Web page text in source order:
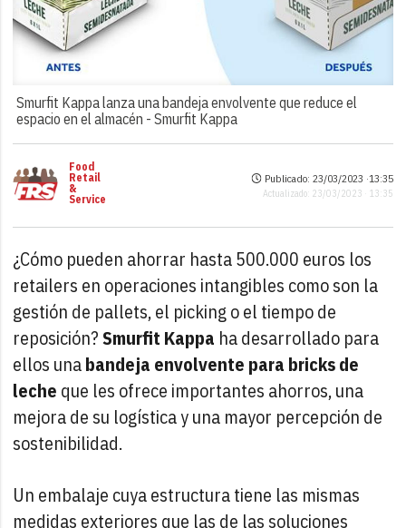
Smurfit Kappa lanza una bandeja envolvente que reduce el
espacio en el almacén -Smurfit Kappa
Food
Retail
&
Service
Publicado: 23/03/2023 ·13:35
Actualizado: 23/03/2023 · 13:35
¿Cómo pueden ahorrar hasta 500.000 euros los
retailers en operaciones intangibles como son la
gestión de pallets, el picking o el tiempo de
reposición?Smurfit Kappa ha desarrollado para
ellos unabandeja envolvente para bricks de
leche que les ofrece importantes ahorros, una
mejora de su logística y una mayor percepción de
sostenibilidad.
Un embalaje cuya estructura tiene las mismas
medidas exteriores que las de las soluciones